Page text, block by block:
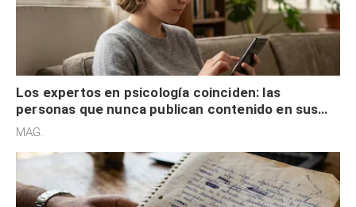
Los expertos en psicología coinciden: las
personas que nunca publican contenido en sus
redes sociales no pretenden buscar validación
MAG.